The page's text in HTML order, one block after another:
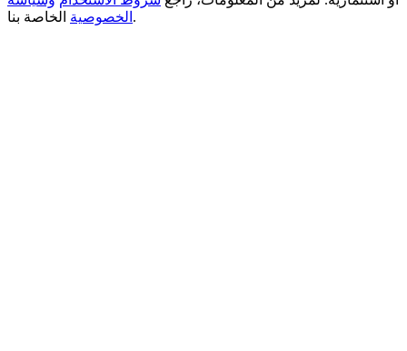
Register & Trade to Win 500,000 USDT
الخصوصية الخاصة بنا.